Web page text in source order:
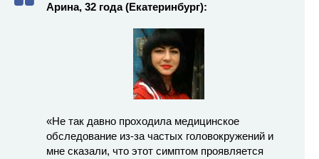
Арина, 32 года (Екатеринбург):
«Не так давно проходила медицинское
обследование из-за частых головокружений и
мне сказали, что этот симптом проявляется